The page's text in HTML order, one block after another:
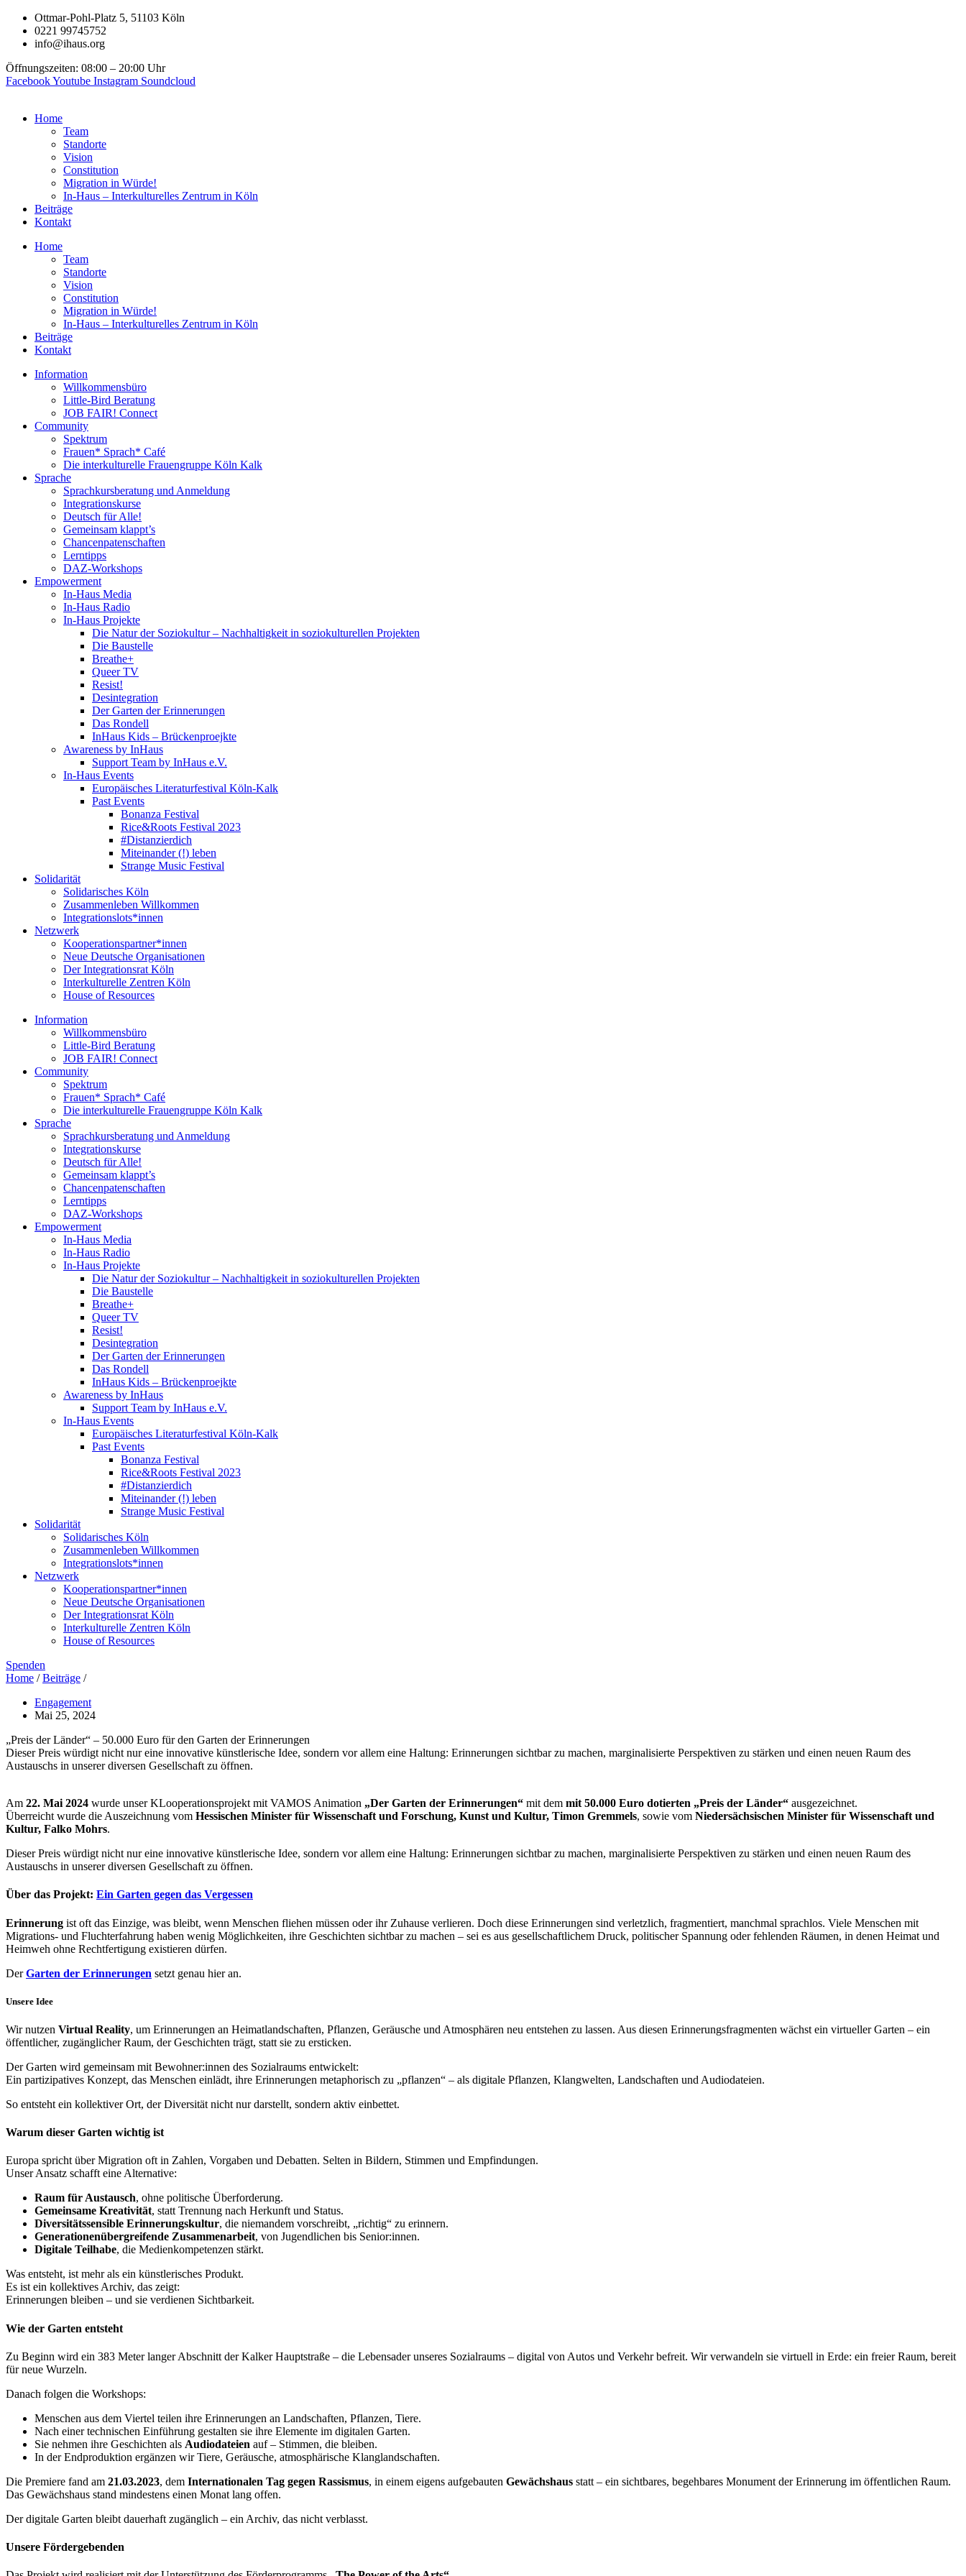
Zum
Inhalt
springen
Ottmar-Pohl-Platz 5, 51103 Köln
0221 99745752
info@ihaus.org
Öffnungszeiten: 08:00 – 20:00 Uhr
FacebookYoutube Instagram Soundcloud
Home
Team
Standorte
Vision
Constitution
Migration in Würde!
In-Haus – Interkulturelles Zentrum in Köln
Beiträge
Kontakt
Home
Team
Standorte
Vision
Constitution
Migration in Würde!
In-Haus – Interkulturelles Zentrum in Köln
Beiträge
Kontakt
Information
Willkommensbüro
Little-Bird Beratung
JOB FAIR! Connect
Community
Spektrum
Frauen* Sprach* Café
Die interkulturelle Frauengruppe Köln Kalk
Sprache
Sprachkursberatung und Anmeldung
Integrationskurse
Deutsch für Alle!
Gemeinsam klappt’s
Chancenpatenschaften
Lerntipps
DAZ-Workshops
Empowerment
In-Haus Media
In-Haus Radio
In-Haus Projekte
Die Natur der Soziokultur – Nachhaltigkeit in soziokulturellen Projekten
Die Baustelle
Breathe+
Queer TV
Resist!
Desintegration
Der Garten der Erinnerungen
Das Rondell
InHaus Kids – Brückenproejkte
Awareness by InHaus
Support Team by InHaus e.V.
In-Haus Events
Europäisches Literaturfestival Köln-Kalk
Past Events
Bonanza Festival
Rice&Roots Festival 2023
#Distanzierdich
Miteinander (!) leben
Strange Music Festival
Solidarität
Solidarisches Köln
Zusammenleben Willkommen
Integrationslots*innen
Netzwerk
Kooperationspartner*innen
Neue Deutsche Organisationen
Der Integrationsrat Köln
Interkulturelle Zentren Köln
House of Resources
Information
Willkommensbüro
Little-Bird Beratung
JOB FAIR! Connect
Community
Spektrum
Frauen* Sprach* Café
Die interkulturelle Frauengruppe Köln Kalk
Sprache
Sprachkursberatung und Anmeldung
Integrationskurse
Deutsch für Alle!
Gemeinsam klappt’s
Chancenpatenschaften
Lerntipps
DAZ-Workshops
Empowerment
In-Haus Media
In-Haus Radio
In-Haus Projekte
Die Natur der Soziokultur – Nachhaltigkeit in soziokulturellen Projekten
Die Baustelle
Breathe+
Queer TV
Resist!
Desintegration
Der Garten der Erinnerungen
Das Rondell
InHaus Kids – Brückenproejkte
Awareness by InHaus
Support Team by InHaus e.V.
In-Haus Events
Europäisches Literaturfestival Köln-Kalk
Past Events
Bonanza Festival
Rice&Roots Festival 2023
#Distanzierdich
Miteinander (!) leben
Strange Music Festival
Solidarität
Solidarisches Köln
Zusammenleben Willkommen
Integrationslots*innen
Netzwerk
Kooperationspartner*innen
Neue Deutsche Organisationen
Der Integrationsrat Köln
Interkulturelle Zentren Köln
House of Resources
Spenden
Home / Beiträge /
Engagement
Mai 25, 2024
„Preis der Länder“ – 50.000 Euro für den Garten der Erinnerungen
Dieser Preis würdigt nicht nur eine innovative künstlerische Idee, sondern vor allem eine Haltung: Erinnerungen sichtbar zu machen, marginalisierte Perspektiven zu stärken und einen neuen Raum des
Austauschs in unserer diversen Gesellschaft zu öffnen.
Am 22. Mai 2024 wurde unser KLooperationsprojekt mit VAMOS Animation „Der Garten der Erinnerungen“ mit dem mit 50.000 Euro dotierten „Preis der Länder“ ausgezeichnet.
Überreicht wurde die Auszeichnung vom Hessischen Minister für Wissenschaft und Forschung, Kunst und Kultur, Timon Gremmels, sowie vom Niedersächsischen Minister für Wissenschaft und
Kultur, Falko Mohrs.
Dieser Preis würdigt nicht nur eine innovative künstlerische Idee, sondern vor allem eine Haltung: Erinnerungen sichtbar zu machen, marginalisierte Perspektiven zu stärken und einen neuen Raum des
Austauschs in unserer diversen Gesellschaft zu öffnen.
Über das Projekt: Ein Garten gegen das Vergessen
Erinnerung ist oft das Einzige, was bleibt, wenn Menschen fliehen müssen oder ihr Zuhause verlieren. Doch diese Erinnerungen sind verletzlich, fragmentiert, manchmal sprachlos. Viele Menschen mit
Migrations- und Fluchterfahrung haben wenig Möglichkeiten, ihre Geschichten sichtbar zu machen – sei es aus gesellschaftlichem Druck, politischer Spannung oder fehlenden Räumen, in denen Heimat und
Heimweh ohne Rechtfertigung existieren dürfen.
DerGarten der Erinnerungen setzt genau hier an.
Unsere Idee
Wir nutzen Virtual Reality, um Erinnerungen an Heimatlandschaften, Pflanzen, Geräusche und Atmosphären neu entstehen zu lassen. Aus diesen Erinnerungsfragmenten wächst ein virtueller Garten – ein
öffentlicher, zugänglicher Raum, der Geschichten trägt, statt sie zu ersticken.
Der Garten wird gemeinsam mit Bewohner:innen des Sozialraums entwickelt:
Ein partizipatives Konzept, das Menschen einlädt, ihre Erinnerungen metaphorisch zu „pflanzen“ – als digitale Pflanzen, Klangwelten, Landschaften und Audiodateien.
So entsteht ein kollektiver Ort, der Diversität nicht nur darstellt, sondern aktiv einbettet.
Warum dieser Garten wichtig ist
Europa spricht über Migration oft in Zahlen, Vorgaben und Debatten. Selten in Bildern, Stimmen und Empfindungen.
Unser Ansatz schafft eine Alternative:
Raum für Austausch, ohne politische Überforderung.
Gemeinsame Kreativität, statt Trennung nach Herkunft und Status.
Diversitätssensible Erinnerungskultur, die niemandem vorschreibt, „richtig“ zu erinnern.
Generationenübergreifende Zusammenarbeit, von Jugendlichen bis Senior:innen.
Digitale Teilhabe, die Medienkompetenzen stärkt.
Was entsteht, ist mehr als ein künstlerisches Produkt.
Es ist ein kollektives Archiv, das zeigt:
Erinnerungen bleiben – und sie verdienen Sichtbarkeit.
Wie der Garten entsteht
Zu Beginn wird ein 383 Meter langer Abschnitt der Kalker Hauptstraße – die Lebensader unseres Sozialraums – digital von Autos und Verkehr befreit. Wir verwandeln sie virtuell in Erde: ein freier Raum, bereit
für neue Wurzeln.
Danach folgen die Workshops:
Menschen aus dem Viertel teilen ihre Erinnerungen an Landschaften, Pflanzen, Tiere.
Nach einer technischen Einführung gestalten sie ihre Elemente im digitalen Garten.
Sie nehmen ihre Geschichten als Audiodateien auf – Stimmen, die bleiben.
In der Endproduktion ergänzen wir Tiere, Geräusche, atmosphärische Klanglandschaften.
Die Premiere fand am 21.03.2023, dem Internationalen Tag gegen Rassismus, in einem eigens aufgebauten Gewächshaus statt – ein sichtbares, begehbares Monument der Erinnerung im öffentlichen Raum.
Das Gewächshaus stand mindestens einen Monat lang offen.
Der digitale Garten bleibt dauerhaft zugänglich – ein Archiv, das nicht verblasst.
Unsere Fördergebenden